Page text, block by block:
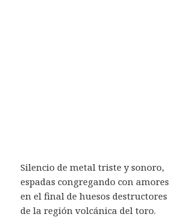
Silencio de metal triste y sonoro,
espadas congregando con amores
en el final de huesos destructores
de la región volcánica del toro.